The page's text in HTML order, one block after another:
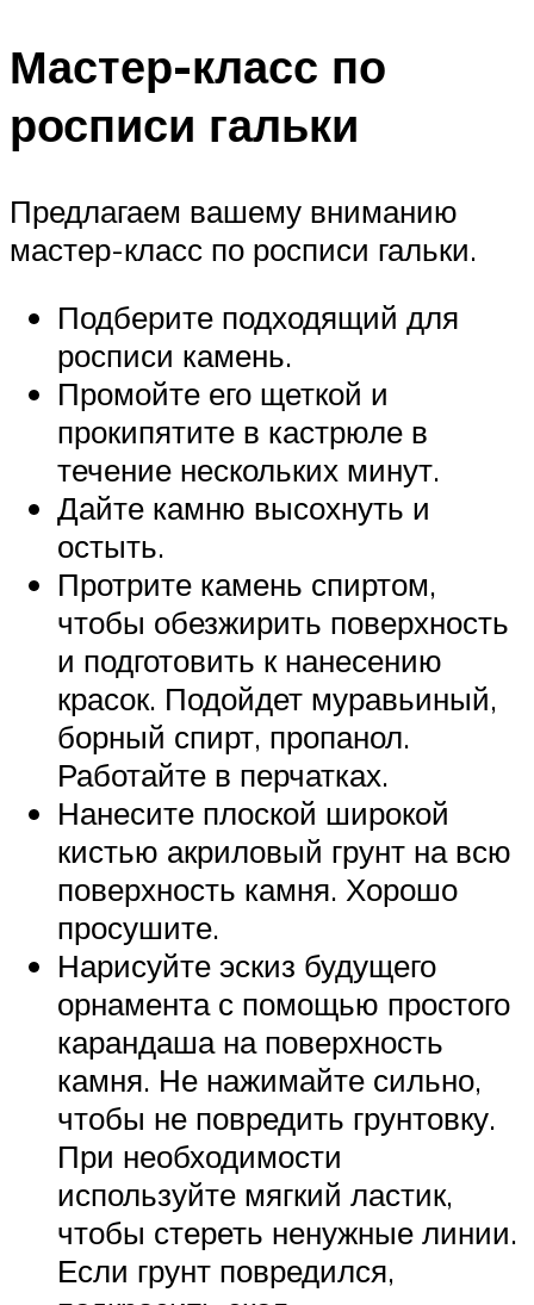
Мастер-класс по
росписи гальки
Предлагаем вашему вниманию
мастер-класс по росписи гальки.
Подберите подходящий для
росписи камень.
Промойте его щеткой и
прокипятите в кастрюле в
течение нескольких минут.
Дайте камню высохнуть и
остыть.
Протрите камень спиртом,
чтобы обезжирить поверхность
и подготовить к нанесению
красок. Подойдет муравьиный,
борный спирт, пропанол.
Работайте в перчатках.
Нанесите плоской широкой
кистью акриловый грунт на всю
поверхность камня. Хорошо
просушите.
Нарисуйте эскиз будущего
орнамента с помощью простого
карандаша на поверхность
камня. Не нажимайте сильно,
чтобы не повредить грунтовку.
При необходимости
используйте мягкий ластик,
чтобы стереть ненужные линии.
Если грунт повредился,